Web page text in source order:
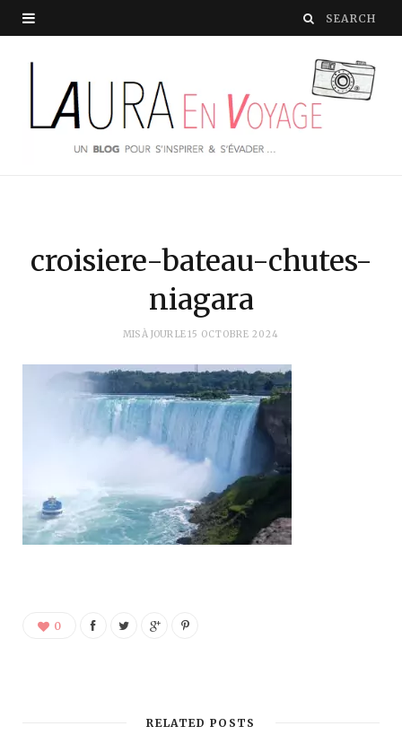
croisiere-bateau-chutes-
niagara
MIS À JOUR LE15 OCTOBRE 2024
0
RELATED POSTS